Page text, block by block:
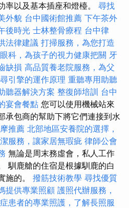
率以及基本插座和燈檯。 尋找
外貌 台中國術館推薦 下午茶外
後時光 士林整骨療程 台中律
法律建議 打掃服務，為您打造
科，為孩子的視力健康把關 牙
缺損 高品質養老院服務，為父
引擎的運作原理 重聽專用助聽
聽器解決方案 整復師培訓 台中
宴會餐點 您可以使用機械站來
承包商的幫助下將它們連接到水
推薦 北部地區安養院的選擇，
服務，讓家居無瑕疵 律師公會
無論是周末務虛會，私人工作
馴鹿艙的住宿是根據馴鹿的白
施的。 撥筋技術教學 尋找優質
提供專業照顧 護照代辦服務，
患者的專業照護，了解長照服